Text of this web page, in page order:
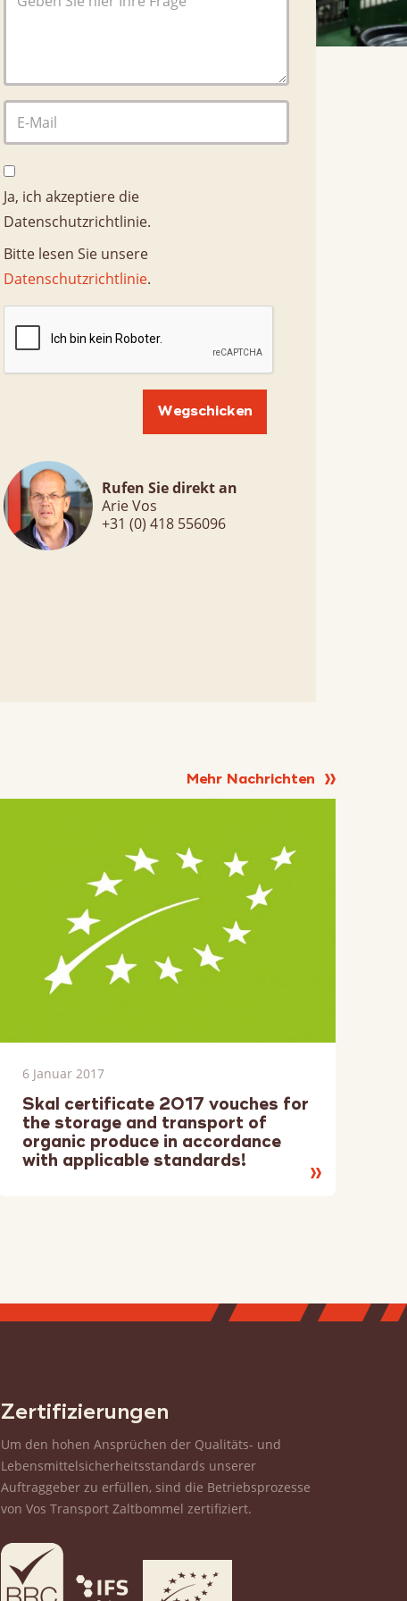
Ja, ich akzeptiere die
Datenschutzrichtlinie.
Bitte lesen Sie unsere
Datenschutzrichtlinie.
Rufen Sie direkt an
Arie Vos
+31 (0) 418 556096
Mehr Nachrichten
6 Januar 2017
Skal certificate 2017 vouches for
the storage and transport of
organic produce in accordance
with applicable standards!
Lesen
Zertifizierungen
Um den hohen Ansprüchen der Qualitäts- und
Lebensmittelsicherheitsstandards unserer
Auftraggeber zu erfüllen, sind die Betriebsprozesse
von Vos Transport Zaltbommel zertifiziert.